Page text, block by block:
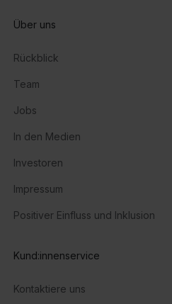
Über uns
Rückblick
Team
Jobs
In den Medien
Investoren
Impressum
Positiver Einfluss und Inklusion
Kund:innenservice
Kontaktiere uns